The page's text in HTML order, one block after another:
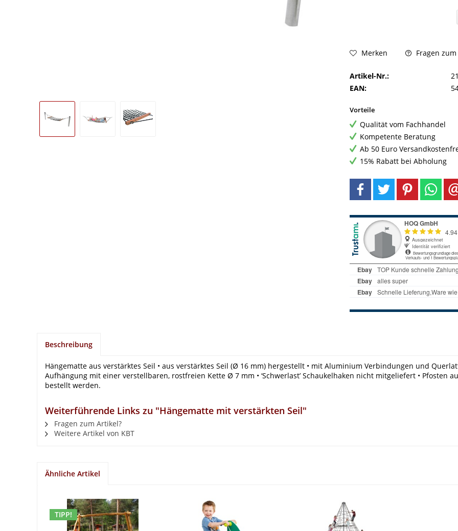
Merken Fragen
Artikel-Nr.:
EAN:
Vorteile
Qualität vom Fachhandel
Kompetente Beratung
Ab 50 Euro
15% Rabatt bei Abholung
Beschreibung
Hängematte aus verstärktes Seil • aus verstärktes Seil (Ø 16 mm) hergestellt • mit Aluminium Verbindungen und
Aufhängung mit einer verstellbaren, rostfreien Kette Ø 7 mm • ‘Schwerlast’ Schaukelhaken nicht mitgeliefert • Pfosten
bestellt werden.
Weiterführende Links zu "Hängematte mit verstärkten Seil"
Fragen zum Artikel?
Weitere Artikel von KBT
Ähnliche Artikel
TIPP!